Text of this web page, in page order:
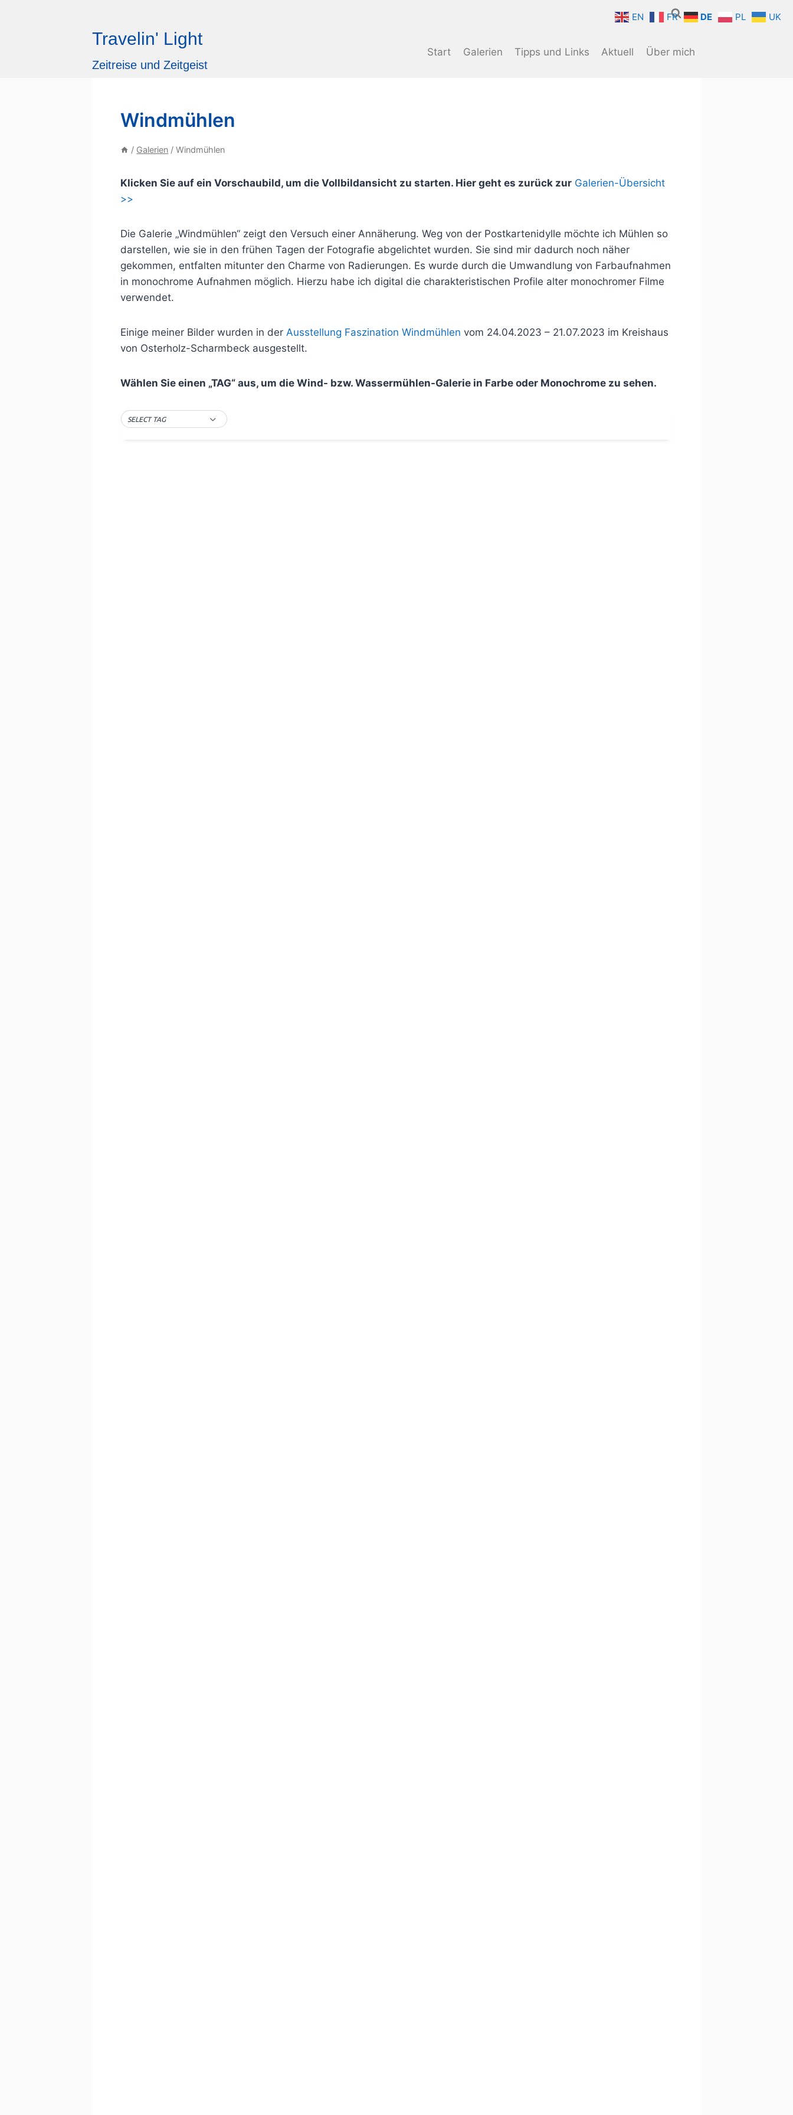
Travelin' Light
Zeitreise und Zeitgeist
Start Galerien Tipps und Links Aktuell Über mich
Windmühlen
/ Galerien / Windmühlen
Klicken Sie auf ein Vorschaubild, um die Vollbildansicht zu starten. Hier geht es zurück zur Galerien-Übersicht
>>
Die Galerie „Windmühlen“ zeigt den Versuch einer Annäherung. Weg von der Postkartenidylle möchte ich Mühlen so
darstellen, wie sie in den frühen Tagen der Fotografie abgelichtet wurden. Sie sind mir dadurch noch näher
gekommen, entfalten mitunter den Charme von Radierungen. Es wurde durch die Umwandlung von Farbaufnahmen
in monochrome Aufnahmen möglich. Hierzu habe ich digital die charakteristischen Profile alter monochromer Filme
verwendet.
Einige meiner Bilder wurden in der Ausstellung Faszination Windmühlen vom 24.04.2023 – 21.07.2023 im Kreishaus
von Osterholz-Scharmbeck ausgestellt.
Wählen Sie einen „TAG“ aus, um die Wind- bzw. Wassermühlen-Galerie in Farbe oder Monochrome zu sehen.
SELECT TAG
EN FR DE PL UK